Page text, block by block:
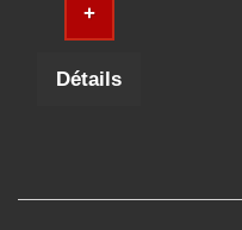
+
Détails